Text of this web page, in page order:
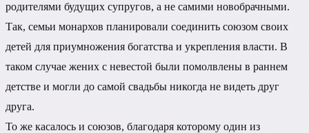
родителями будущих супругов, а не самими новобрачными.
Так, семьи монархов планировали соединить союзом своих
детей для приумножения богатства и укрепления власти. В
таком случае жених с невестой были помолвлены в раннем
детстве и могли до самой свадьбы никогда не видеть друг
друга.
То же касалось и союзов, благодаря которому один из